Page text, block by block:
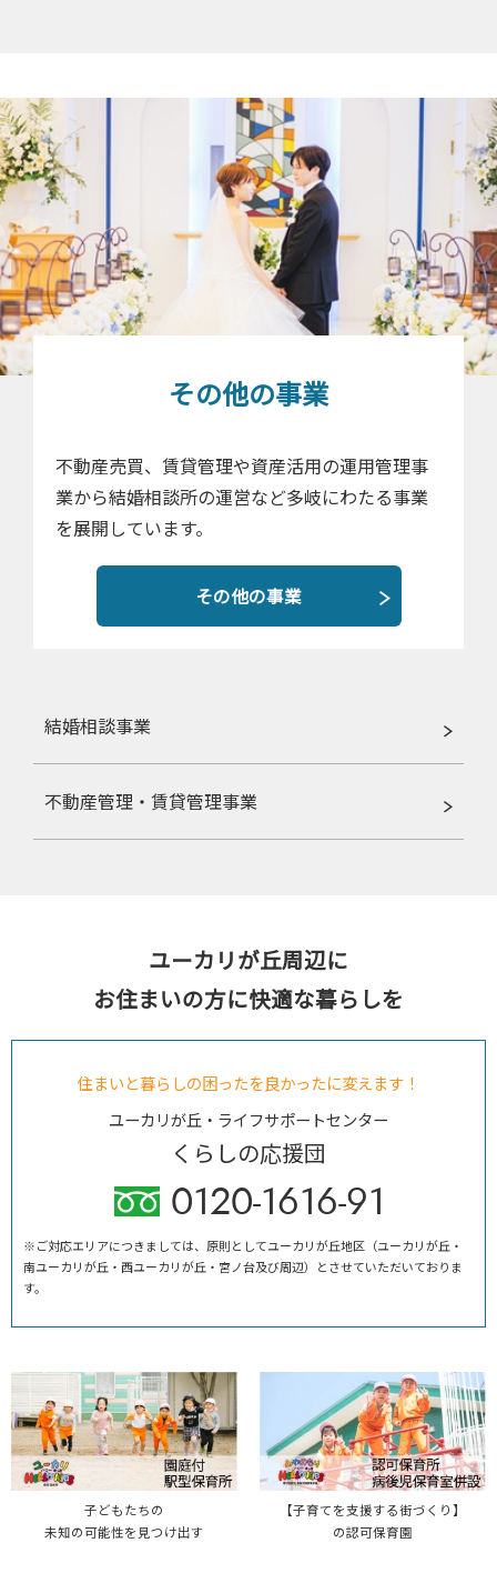
その他の事業
不動産売買、賃貸管理や資産活用の運用管理事
業から結婚相談所の運営など多岐にわたる事業
を展開しています。
その他の事業
結婚相談事業
不動産管理・賃貸管理事業
ユーカリが丘周辺に
お住まいの方に快適な暮らしを
住まいと暮らしの困ったを良かったに変えます！
ユーカリが丘・ライフサポートセンター
くらしの応援団
0120-1616-91
※ご対応エリアにつきましては、原則としてユーカリが丘地区（ユーカリが丘・
南ユーカリが丘・西ユーカリが丘・宮ノ台及び周辺）とさせていただいておりま
す。
子どもたちの
未知の可能性を見つけ出す
【子育てを支援する街づくり】
の認可保育園